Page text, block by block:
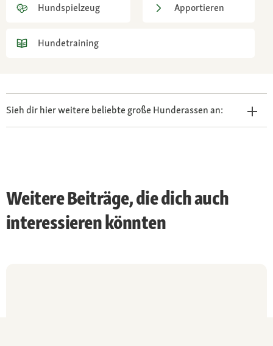
Hundspielzeug Apportieren
Hundetraining
Sieh dir hier weitere beliebte große Hunderassen an:
Weitere Beiträge, die dich auch
interessieren könnten